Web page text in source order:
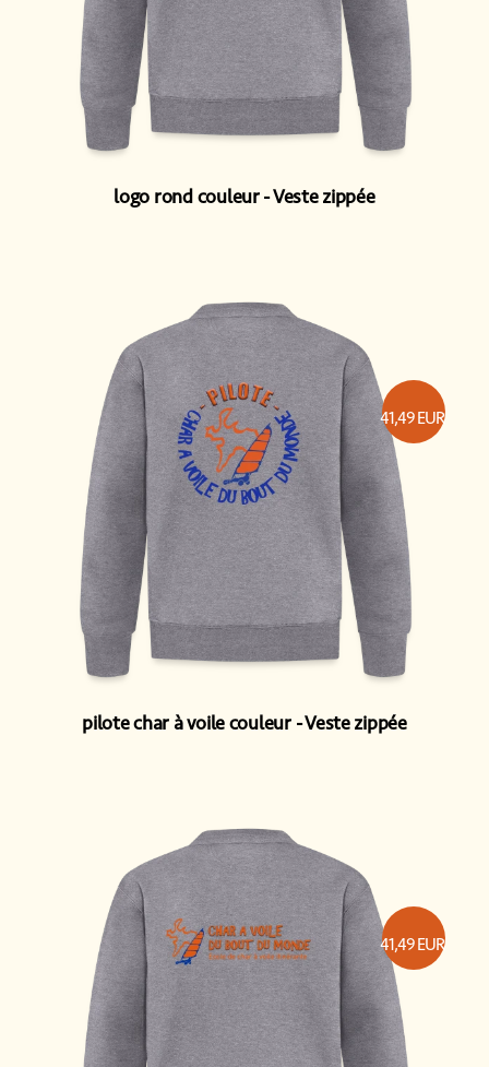
logo rond couleur Veste zippée
pilote char à voile couleur Veste zippée
41,49EUR
41,49EUR